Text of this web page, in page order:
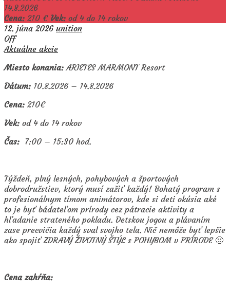
14.8.2026
Cena: 210 € Vek: od 4 do 14 rokov
12. júna 2026 unition
Off
Aktuálne akcie
Miesto konania:ARIETES MARMONT Resort
Dátum: 10.8.2026 – 14.8.2026
Cena: 210€
Vek: od 4 do 14 rokov
Čas: 7:00 – 15:30 hod.
Týždeň, plný lesných, pohybových a športových
dobrodružstiev, ktorý musí zažiť každý! Bohatý program s
profesionálnym tímom animátorov, kde si deti okúsia aké
to je byť bádateľom prírody cez pátracie aktivity a
hľadanie strateného pokladu. Detskou jogou a plávaním
zase precvičia každý sval svojho tela. Nič nemôže byť lepšie
ako spojiť ZDRAVÝ ŽIVOTNÝ ŠTÝL s POHYBOM v PRÍRODE 🙂
Cena zahŕňa: